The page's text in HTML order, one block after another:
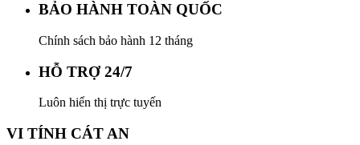
BẢO HÀNH TOÀN QUỐC
Chính sách bảo hành 12 tháng
HỖ TRỢ 24/7
Luôn hiển thị trực tuyến
VI TÍNH CÁT AN